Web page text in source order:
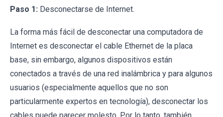
Paso 1: Desconectarse de Internet.
La forma más fácil de desconectar una computadora de
Internet es desconectar el cable Ethernet de la placa
base, sin embargo, algunos dispositivos están
conectados a través de una red inalámbrica y para algunos
usuarios (especialmente aquellos que no son
particularmente expertos en tecnología), desconectar los